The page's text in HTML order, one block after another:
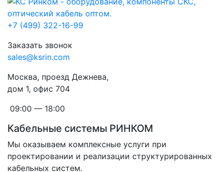
+7 (499) 322-16-99
Заказать звонок
sales@ksrin.com
Москва, проезд Дежнева,
дом 1, офис 704
09:00 — 18:00
Кабельные системы РИНКОМ
Мы оказываем комплексные услуги при
проектировании и реализации структурированных
кабельных систем.